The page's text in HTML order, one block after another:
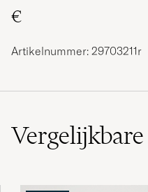
€
Artikelnummer: 29703211r
Vergelijkbare